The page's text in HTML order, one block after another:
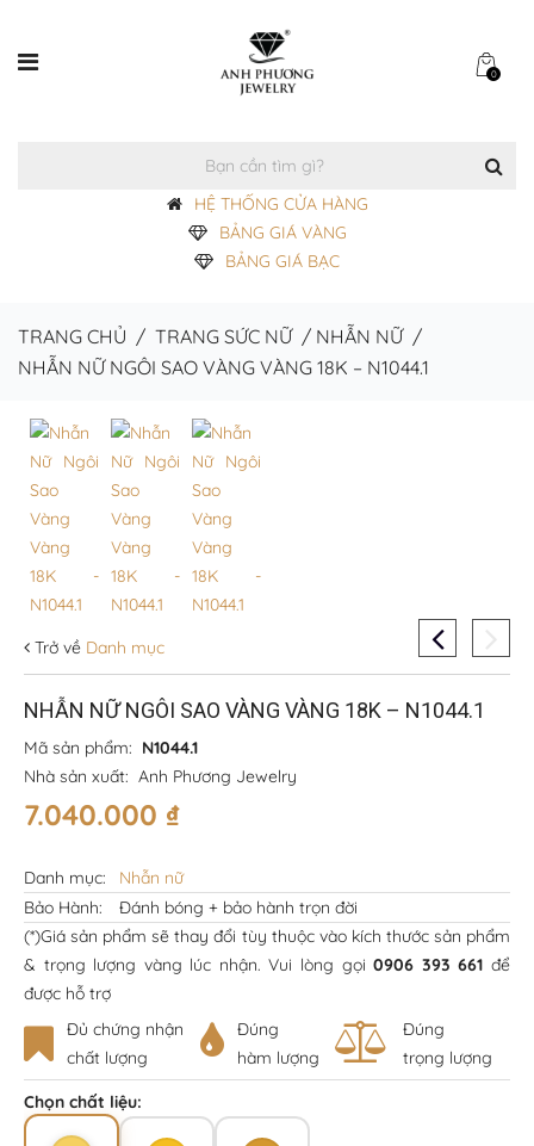
0
HỆ THỐNG CỬA HÀNG
BẢNG GIÁ VÀNG
BẢNG GIÁ BẠC
TRANG CHỦ / TRANG SỨC NỮ/ NHẪN NỮ/
NHẪN NỮ NGÔI SAO VÀNG VÀNG 18K – N1044.1
Trở về Danh mục
NHẪN NỮ NGÔI SAO VÀNG VÀNG 18K – N1044.1
Mã sản phẩm: N1044.1
Nhà sản xuất: Anh Phương Jewelry
7.040.000 ₫
Danh mục:
Nhẫn nữ
Bảo Hành:
Đánh bóng + bảo hành trọn đời
(*)Giá sản phẩm sẽ thay đổi tùy thuộc vào kích thước sản phẩm
& trọng lượng vàng lúc nhận. Vui lòng gọi0906 393 661 để
được hỗ trợ
Đủ chứng nhận
chất lượng
Đúng
hàm lượng
Đúng
trọng lượng
Chọn chất liệu: